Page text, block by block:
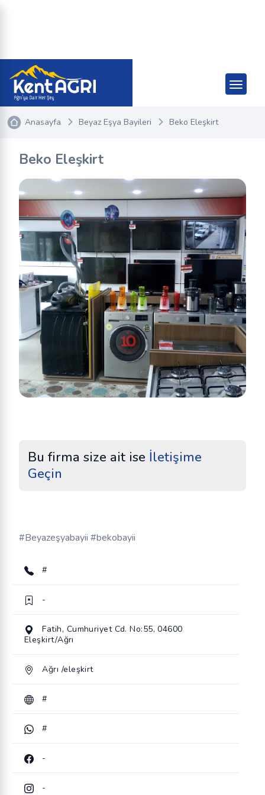
Anasayfa Beyaz Eşya Bayileri Beko Eleşkirt
Beko Eleşkirt
Bu firma size ait ise İletişime
Geçin
#Beyazeşyabayii #bekobayii
#
-
Fatih, Cumhuriyet Cd. No:55, 04600
Eleşkirt/Ağrı
Ağrı /eleşkirt
#
#
-
-